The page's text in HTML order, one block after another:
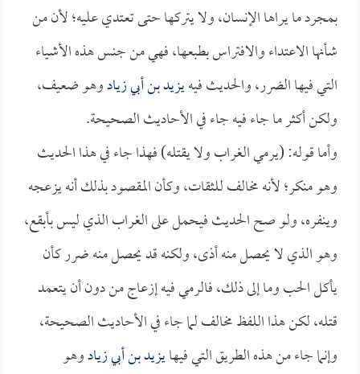
بمجرد ما يراها الإنسان، ولا يتركها حتى تعتدي عليه؛ لأن من
شأنها الاعتداء والافتراس بطبعها، فهي من جنس هذه الأشياء
التي فيها الضرر، والحديث فيهيزيد بن أبي زيادوهو ضعيف،
ولكن أكثر ما جاء فيه جاء في الأحاديث الصحيحة.
وأما قوله: (يرمي الغراب ولا يقتله) فهذا جاء في هذا الحديث
وهو منكر؛ لأنه مخالف للثقات، وكأن المقصود بذلك أنه يزعجه
وينفره، ولو صح الحديث فيحمل على الغراب الذي ليس بأبقع،
وهو الذي لا يحصل منه أذى، ولكنه قد يحصل منه ضرر كأن
يأكل الحب وما إلى ذلك، فالرمي فيه إزعاج من دون أن يتعمد
قتله، لكن هذا اللفظ مخالف لما جاء في الأحاديث الصحيحة،
وإنما جاء من هذه الطريق التي فيهايزيد بن أبي زيادوهو